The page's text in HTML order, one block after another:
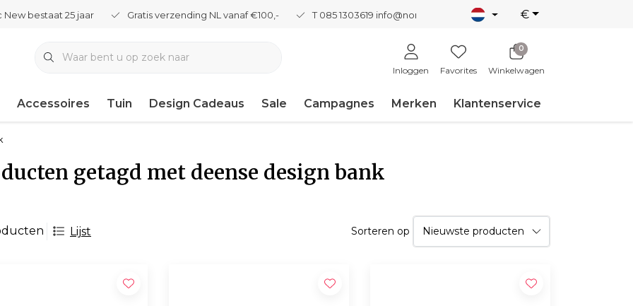
New bestaat 25 jaar Gratis verzending NL vanaf €100,- T 085 1303619 info@nordicnew.nl €
Inloggen Favorites
0
Winkelwagen
Accessoires Tuin Design Cadeaus Sale Campagnes Merken Klantenservice
getagd met deense design bank
Lijst Sorteren op